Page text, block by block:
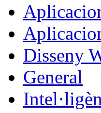
Disseny
General